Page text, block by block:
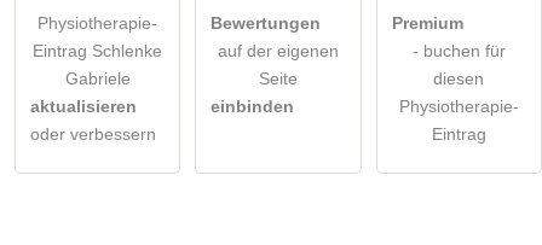
Physiotherapie-
Eintrag Schlenke
Gabriele
aktualisieren
oder verbessern
Bewertungen
auf der eigenen
Seite
einbinden
Premium
- buchen für
diesen
Physiotherapie-
Eintrag